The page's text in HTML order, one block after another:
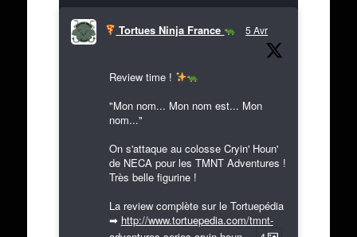
Tortues Ninja France 5 Avr
Review time !
"Mon nom... Mon nom est... Mon
nom..."
On s'attaque au colosse Cryin' Houn'
de NECA pour les TMNT Adventures !
Très belle figurine !
La review complète sur le Tortuepédia
➡ http://www.tortuepedia.com/tmnt-